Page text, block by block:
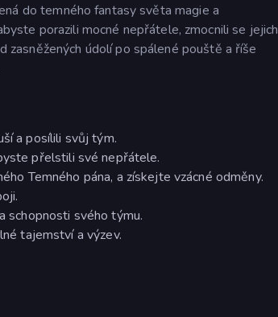
do temného fantasy světa magie a
porazili mocné nepřátele, zmocnili se jejich
zasněžených údolí po spálené pouště a říše
a posílili svůj tým.
přelstili své nepřátele.
Temného pána, a získejte vzácné odměny.
schopnosti svého týmu.
tajemství a výzev.